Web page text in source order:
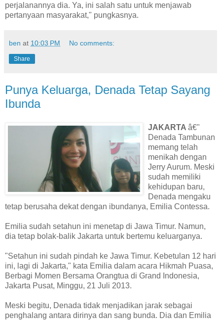
perjalanannya dia. Ya, ini salah satu untuk menjawab
pertanyaan masyarakat," pungkasnya.
ben at 10:03 PM No comments:
Share
Punya Keluarga, Denada Tetap Sayang
Ibunda
JAKARTA â€"
Denada Tambunan
memang telah
menikah dengan
Jerry Aurum. Meski
sudah memiliki
kehidupan baru,
Denada mengaku
tetap berusaha dekat dengan ibundanya, Emilia Contessa.
Emilia sudah setahun ini menetap di Jawa Timur. Namun,
dia tetap bolak-balik Jakarta untuk bertemu keluarganya.
"Setahun ini sudah pindah ke Jawa Timur. Kebetulan 12 hari
ini, lagi di Jakarta," kata Emilia dalam acara Hikmah Puasa,
Berbagi Momen Bersama Orangtua di Grand Indonesia,
Jakarta Pusat, Minggu, 21 Juli 2013.
Meski begitu, Denada tidak menjadikan jarak sebagai
penghalang antara dirinya dan sang bunda. Dia dan Emilia